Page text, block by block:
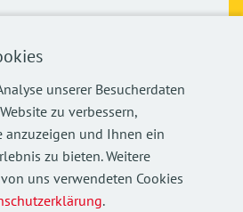
unserer Besucherdaten
zu verbessern,
und Ihnen ein
zu bieten. Weitere
uns verwendeten Cookies
.
personenbezogenen Daten